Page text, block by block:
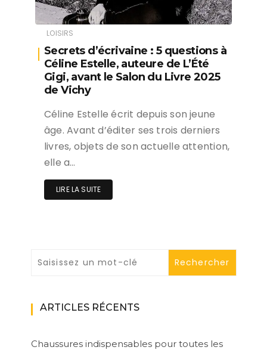
LOISIRS
Secrets d’écrivaine : 5 questions à
Céline Estelle, auteure de L’Été
Gigi, avant le Salon du Livre 2025
de Vichy
Céline Estelle écrit depuis son jeune
âge. Avant d’éditer ses trois derniers
livres, objets de son actuelle attention,
elle a…
LIRE LA SUITE
ARTICLES RÉCENTS
Chaussures indispensables pour toutes les